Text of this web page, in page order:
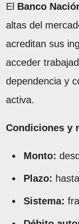
El Banco
altas del
acreditan sus
acceder
dependencia y
activa.
Condiciones y
Monto:
Plazo:
Sistema: